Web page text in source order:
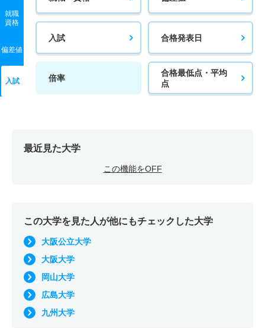
就職
資格
偏差値
入試
入試 合格発表日
倍率
合格最低点・平均
点
最近見た大学
この機能をOFF
この大学を見た人が他にもチェックした大学
大阪公立大学
大阪大学
岡山大学
広島大学
九州大学